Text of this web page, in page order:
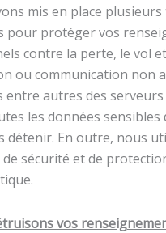
mis en place plusieurs
pour protéger vos
contre la perte, le vol
ou communication non
entre autres des
les données sensibles
détenir. En outre, nous
de sécurité et de
vos